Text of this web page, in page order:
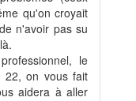
qu'on croyait
n'avoir pas su
le
22, on vous fait
aidera à aller